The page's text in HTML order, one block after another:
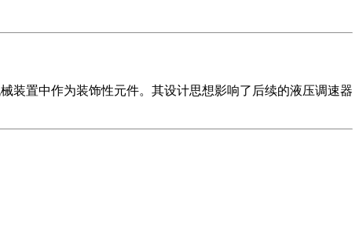
装置中作为装饰性元件。其设计思想影响了后续的液压调速器